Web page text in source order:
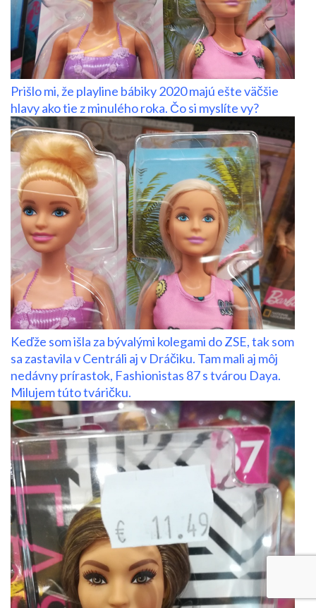
Prišlo mi, že playline bábiky 2020 majú ešte väčšie
hlavy ako tie z minulého roka. Čo si myslíte vy?
Keďže som išla za bývalými kolegami do ZSE, tak som
sa zastavila v Centráli aj v Dráčiku. Tam mali aj môj
nedávny prírastok, Fashionistas 87 s tvárou Daya.
Milujem túto tváričku.